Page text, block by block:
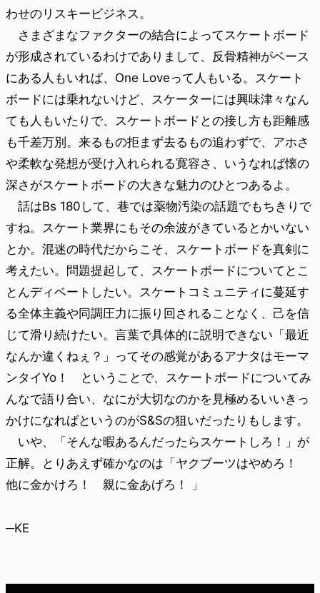
わせのリスキービジネス。
さまざまなファクターの結合によってスケートボード
が形成されているわけでありまして、反骨精神がベース
にある人もいれば、One Loveって人もいる。スケート
ボードには乗れないけど、スケーターには興味津々なん
ても人もいたりで、スケートボードとの接し方も距離感
も千差万別。来るもの拒まず去るもの追わずで、アホさ
や柔軟な発想が受け入れられる寛容さ、いうなれば懐の
深さがスケートボードの大きな魅力のひとつあるよ。
話はBs 180して、巷では薬物汚染の話題でもちきりで
すね。スケート業界にもその余波がきているとかいない
とか。混迷の時代だからこそ、スケートボードを真剣に
考えたい。問題提起して、スケートボードについてとこ
とんディベートしたい。スケートコミュニティに蔓延す
る全体主義や同調圧力に振り回されることなく、己を信
じて滑り続けたい。言葉で具体的に説明できない「最近
なんか違くねぇ？」ってその感覚があるアナタはモーマ
ンタイYo！ ということで、スケートボードについてみ
んなで語り合い、なにが大切なのかを見極めるいいきっ
かけになればというのがS&Sの狙いだったりもします。
いや、「そんな暇あるんだったらスケートしろ！」が
正解。とりあえず確かなのは「ヤクブーツはやめろ！
他に金かけろ！ 親に金あげろ！ 」
─KE